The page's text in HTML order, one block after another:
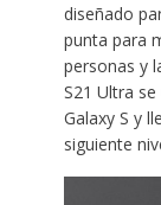
diseñado
punta para
personas y
S21 Ultra
Galaxy S y
siguiente